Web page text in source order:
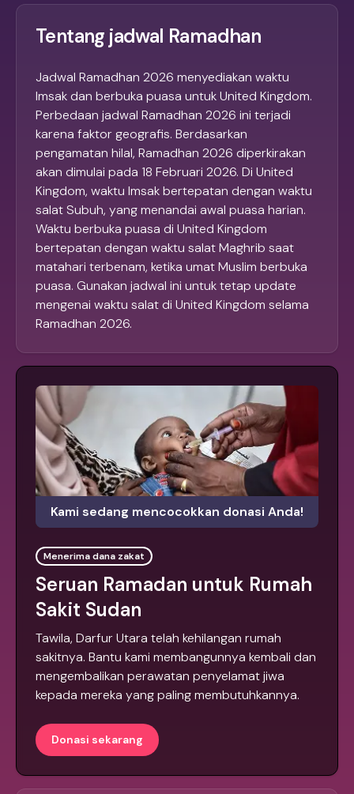
Tentang jadwal Ramadhan
Jadwal Ramadhan 2026 menyediakan waktu
Imsak dan berbuka puasa untuk United Kingdom.
Perbedaan jadwal Ramadhan 2026 ini terjadi
karena faktor geografis. Berdasarkan
pengamatan hilal, Ramadhan 2026 diperkirakan
akan dimulai pada 18 Februari 2026. Di United
Kingdom, waktu Imsak bertepatan dengan waktu
salat Subuh, yang menandai awal puasa harian.
Waktu berbuka puasa di United Kingdom
bertepatan dengan waktu salat Maghrib saat
matahari terbenam, ketika umat Muslim berbuka
puasa. Gunakan jadwal ini untuk tetap update
mengenai waktu salat di United Kingdom selama
Ramadhan 2026.
Kami sedang mencocokkan donasi Anda!
Menerima dana zakat
Seruan Ramadan untuk Rumah
Sakit Sudan
Tawila, Darfur Utara telah kehilangan rumah
sakitnya. Bantu kami membangunnya kembali dan
mengembalikan perawatan penyelamat jiwa
kepada mereka yang paling membutuhkannya.
Donasi sekarang